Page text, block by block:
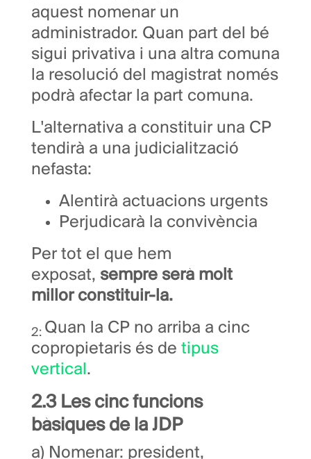
aquest nomenar un
administrador. Quan part del bé
sigui privativa i una altra comuna
la resolució del magistrat només
podrà afectar la part comuna.
L'alternativa a constituir una CP
tendirà a una judicialització
nefasta:
Alentirà actuacions urgents
Perjudicarà la convivència
Per tot el que hem
exposat, sempre serà molt
millor constituir-la.
2: Quan la CP no arriba a cinc
copropietaris és de tipus
vertical.
2.3 Les cinc funcions
bàsiques de la JDP
a) Nomenar: president,